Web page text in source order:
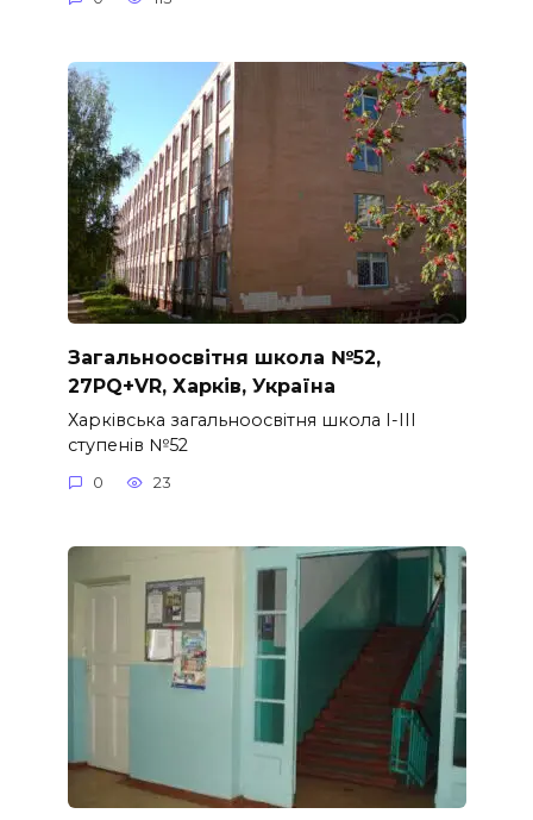
Загальноосвітня школа №52,
27PQ+VR, Харків, Україна
Харківська загальноосвітня школа I-III
ступенів №52
0 23